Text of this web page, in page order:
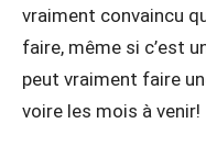
vraiment convaincu
faire, même si c’est
peut vraiment faire
voire les mois à venir!